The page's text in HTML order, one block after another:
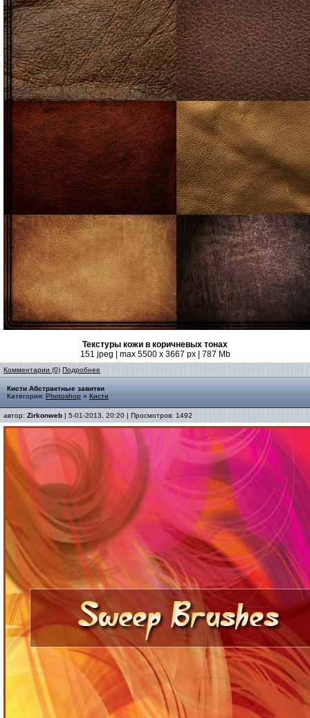
Текстуры кожи в коричневых тонах
151 jpeg | max 5500 x 3667 px | 787 Mb
Комментарии (0) Подробнее
Кисти Абстрактные завитки
Категория: Photoshop » Кисти
автор: Zirkonweb | 5-01-2013, 20:20 | Просмотров: 1492